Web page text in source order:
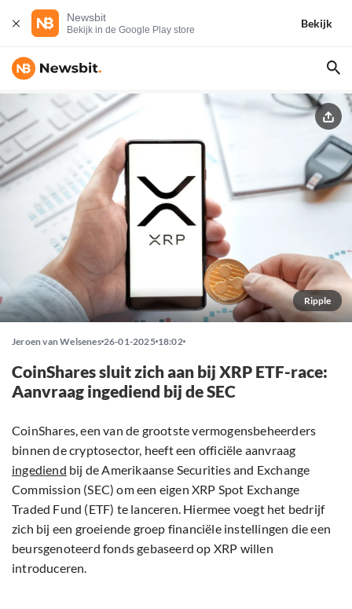
Newsbit
Bekijk in de Google Play store
Bekijk
Ripple
Jeroen van Welsenes 26-01-2025 18:02
CoinShares sluit zich aan bij XRP ETF-race:
Aanvraag ingediend bij de SEC
CoinShares, een van de grootste vermogensbeheerders
binnen de cryptosector, heeft een officiële aanvraag
ingediend bij de Amerikaanse Securities and Exchange
Commission (SEC) om een eigen XRP Spot Exchange
Traded Fund (ETF) te lanceren. Hiermee voegt het bedrijf
zich bij een groeiende groep financiële instellingen die een
beursgenoteerd fonds gebaseerd op XRP willen
introduceren.